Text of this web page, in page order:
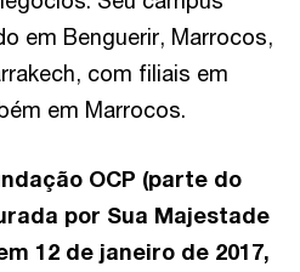
em Benguerir, Marrocos,
com filiais em
em Marrocos.
OCP (parte do
por Sua Majestade
12 de janeiro de 2017,